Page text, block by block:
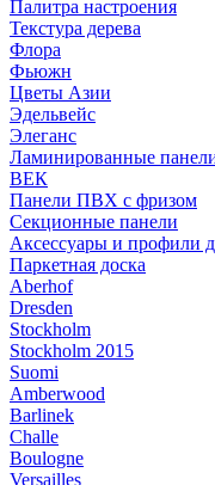
Палитра настроения
Текстура дерева
Флора
Фьюжн
Цветы Азии
Эдельвейс
Элеганс
Ламинированные
ВЕК
Панели ПВХ с фризом
Секционные панели
Аксессуары и профили
Паркетная доска
Aberhof
Dresden
Stockholm
Stockholm 2015
Suomi
Amberwood
Barlinek
Challe
Boulogne
Versailles